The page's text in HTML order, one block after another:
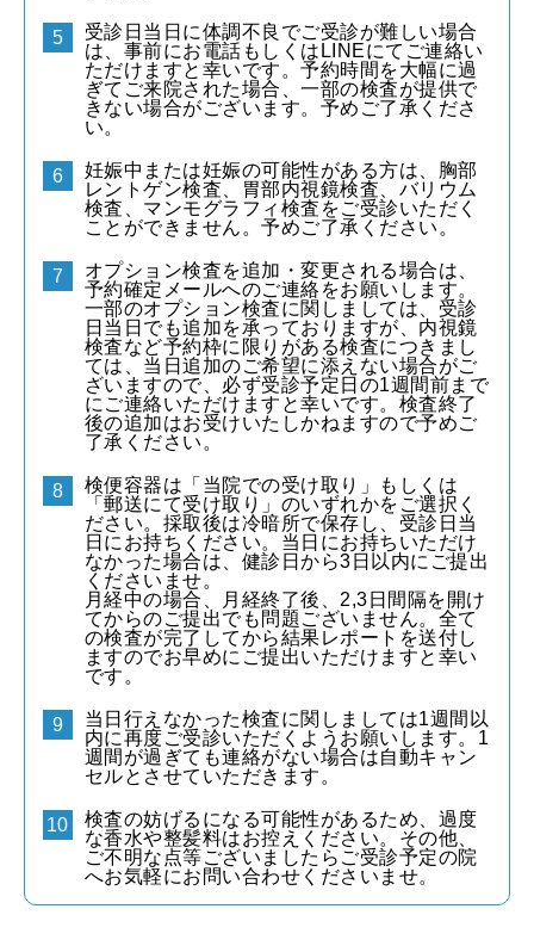
受診日当日に体調不良でご受診が難しい場合
は、事前にお電話もしくはLINEにてご連絡い
ただけますと幸いです。予約時間を大幅に過
ぎてご来院された場合、一部の検査が提供で
きない場合がございます。予めご了承くださ
い。
妊娠中または妊娠の可能性がある方は、胸部
レントゲン検査、胃部内視鏡検査、バリウム
検査、マンモグラフィ検査をご受診いただく
ことができません。予めご了承ください。
オプション検査を追加・変更される場合は、
予約確定メールへのご連絡をお願いします。
一部のオプション検査に関しましては、受診
日当日でも追加を承っておりますが、内視鏡
検査など予約枠に限りがある検査につきまし
ては、当日追加のご希望に添えない場合がご
ざいますので、必ず受診予定日の1週間前まで
にご連絡いただけますと幸いです。検査終了
後の追加はお受けいたしかねますので予めご
了承ください。
検便容器は「当院での受け取り」もしくは
「郵送にて受け取り」のいずれかをご選択く
ださい。採取後は冷暗所で保存し、受診日当
日にお持ちください。当日にお持ちいただけ
なかった場合は、健診日から3日以内にご提出
くださいませ。
月経中の場合、月経終了後、2,3日間隔を開け
てからのご提出でも問題ございません。全て
の検査が完了してから結果レポートを送付し
ますのでお早めにご提出いただけますと幸い
です。
当日行えなかった検査に関しましては1週間以
内に再度ご受診いただくようお願いします。1
週間が過ぎても連絡がない場合は自動キャン
セルとさせていただきます。
検査の妨げるになる可能性があるため、過度
な香水や整髪料はお控えください。その他、
ご不明な点等ございましたらご受診予定の院
へお気軽にお問い合わせくださいませ。